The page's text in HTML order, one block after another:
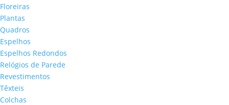
Floreiras
Plantas
Quadros
Espelhos
Espelhos Redondos
Relógios de Parede
Revestimentos
Têxteis
Colchas